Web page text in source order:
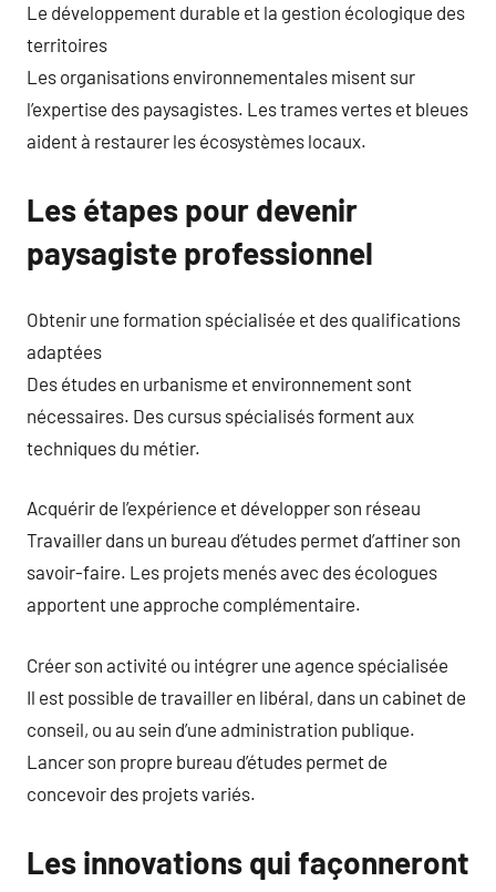
Le développement durable et la gestion écologique des
territoires
Les organisations environnementales misent sur
l’expertise des paysagistes. Les trames vertes et bleues
aident à restaurer les écosystèmes locaux.
Les étapes pour devenir
paysagiste professionnel
Obtenir une formation spécialisée et des qualifications
adaptées
Des études en urbanisme et environnement sont
nécessaires. Des cursus spécialisés forment aux
techniques du métier.
Acquérir de l’expérience et développer son réseau
Travailler dans un bureau d’études permet d’affiner son
savoir-faire. Les projets menés avec des écologues
apportent une approche complémentaire.
Créer son activité ou intégrer une agence spécialisée
Il est possible de travailler en libéral, dans un cabinet de
conseil, ou au sein d’une administration publique.
Lancer son propre bureau d’études permet de
concevoir des projets variés.
Les innovations qui façonneront